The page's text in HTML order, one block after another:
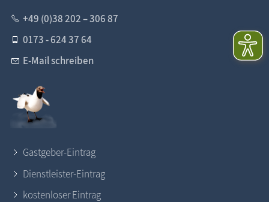
+49 (0)38 202 – 306 87
0173 - 624 37 64
E-Mail schreiben
Gastgeber-Eintrag
Dienstleister-Eintrag
kostenloser Eintrag